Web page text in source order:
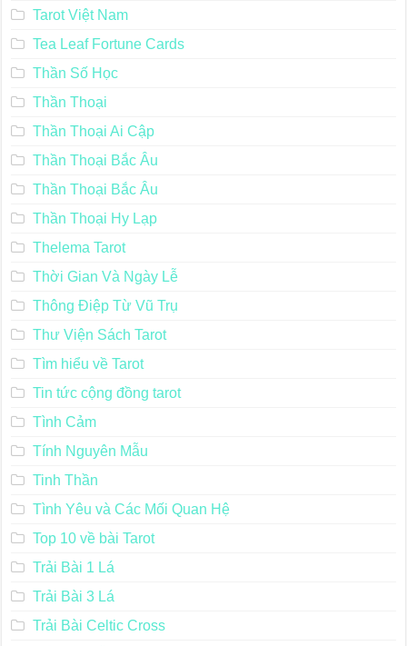
Tarot Việt Nam
Tea Leaf Fortune Cards
Thần Số Học
Thần Thoại
Thần Thoại Ai Cập
Thần Thoại Bắc Âu
Thần Thoại Bắc Âu
Thần Thoại Hy Lạp
Thelema Tarot
Thời Gian Và Ngày Lễ
Thông Điệp Từ Vũ Trụ
Thư Viện Sách Tarot
Tìm hiểu về Tarot
Tin tức cộng đồng tarot
Tình Cảm
Tính Nguyên Mẫu
Tinh Thần
Tình Yêu và Các Mối Quan Hệ
Top 10 về bài Tarot
Trải Bài 1 Lá
Trải Bài 3 Lá
Trải Bài Celtic Cross